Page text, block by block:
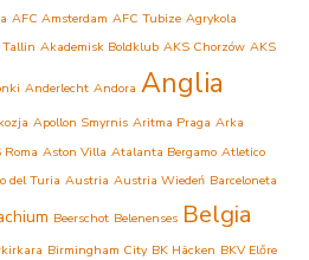
AFC Amsterdam AFC Tubize Agrykola
Akademisk Boldklub AKS Chorzów AKS
Anderlecht Andora Anglia
Apollon Smyrnis Aritma Praga Arka
Roma Aston Villa Atalanta Bergamo Atletico
del Turia Austria Austria Wiedeń Barceloneta
Beerschot Belenenses Belgia
Birmingham City BK Häcken BKV Előre